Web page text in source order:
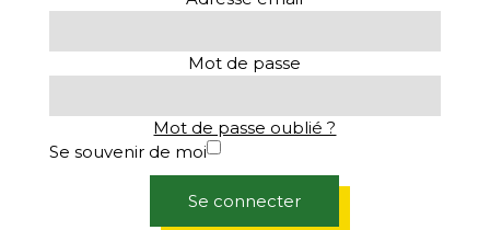
Mot de passe
Mot de passe oublié ?
Se souvenir de moi
Se connecter